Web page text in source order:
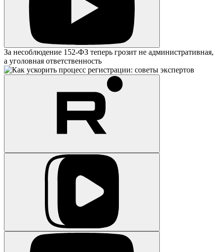
За несоблюдение 152-ФЗ теперь грозит не административная,
а уголовная ответственность